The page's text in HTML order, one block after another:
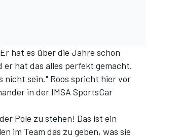
hat es über die Jahre schon
er hat das alles perfekt gemacht.
nicht sein." Roos spricht hier vor
in der IMSA SportsCar
Pole zu stehen! Das ist ein
im Team das zu geben, was sie